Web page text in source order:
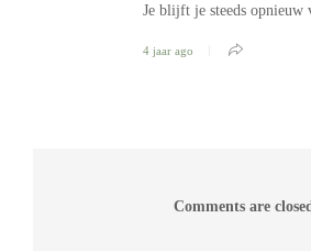
Je blijft je steeds opnieuw
4 jaar ago
Comments are